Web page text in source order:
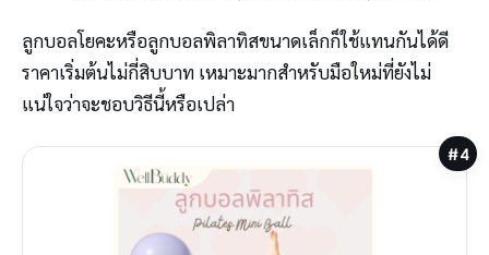
ลูกบอลโยคะหรือลูกบอลพิลาทิสขนาดเล็กก็ใช้แทนกันได้ดี
ราคาเริ่มต้นไม่กี่สิบบาท เหมาะมากสำหรับมือใหม่ที่ยังไม่
แน่ใจว่าจะชอบวิธีนี้หรือเปล่า
#4